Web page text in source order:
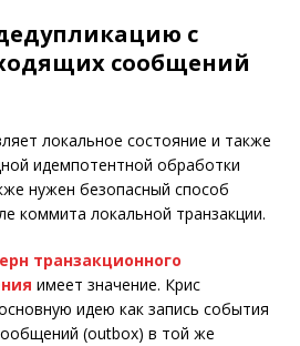
с
сообщений
локальное состояние и также
идемпотентной обработки
нужен безопасный способ
коммита локальной транзакции.
транзакционного
имеет значение. Крис
идею как запись события
(outbox) в той же